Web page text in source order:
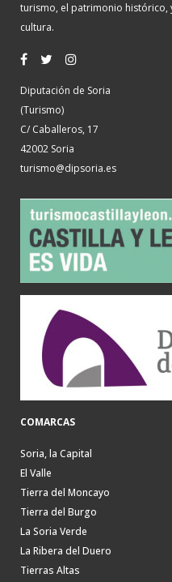
turismo, el patrimonio histórico,
cultura.
Diputación de Soria
(Turismo)
C/ Caballeros, 17
42002 Soria
turismo@dipsoria.es
COMARCAS
Soria, la Capital
El Valle
Tierra del Moncayo
Tierra del Burgo
La Soria Verde
La Ribera del Duero
Tierras Altas